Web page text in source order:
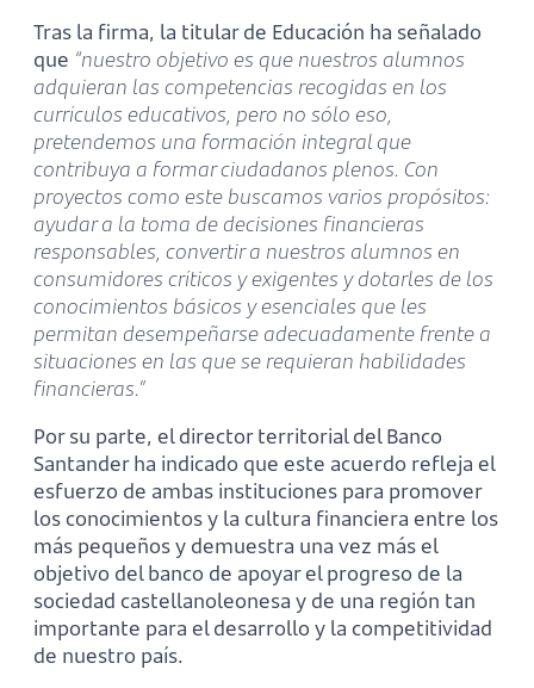
Tras la firma, la titular de Educación ha señalado
que “nuestro objetivo es que nuestros alumnos
adquieran las competencias recogidas en los
currículos educativos, pero no sólo eso,
pretendemos una formación integral que
contribuya a formar ciudadanos plenos. Con
proyectos como este buscamos varios propósitos:
ayudar a la toma de decisiones financieras
responsables, convertir a nuestros alumnos en
consumidores críticos y exigentes y dotarles de los
conocimientos básicos y esenciales que les
permitan desempeñarse adecuadamente frente a
situaciones en las que se requieran habilidades
financieras.”
Por su parte, el director territorial del Banco
Santander ha indicado que este acuerdo refleja el
esfuerzo de ambas instituciones para promover
los conocimientos y la cultura financiera entre los
más pequeños y demuestra una vez más el
objetivo del banco de apoyar el progreso de la
sociedad castellanoleonesa y de una región tan
importante para el desarrollo y la competitividad
de nuestro país.